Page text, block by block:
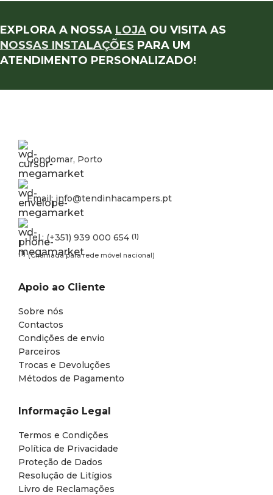
EXPLORA A NOSSA LOJA OU VISITA AS
NOSSAS INSTALAÇÕES PARA UM
ATENDIMENTO PERSONALIZADO!
Gondomar, Porto
Email: info@tendinhacampers.pt
Tel.: (+351) 939 000 654 (1)
(1) (Chamada para rede móvel nacional)
Apoio ao Cliente
Sobre nós
Contactos
Condições de envio
Parceiros
Trocas e Devoluções
Métodos de Pagamento
Informação Legal
Termos e Condições
Política de Privacidade
Proteção de Dados
Resolução de Litígios
Livro de Reclamações